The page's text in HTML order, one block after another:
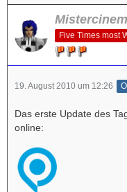
Five Times most
19. August 2010 um 12:26
Das erste Update des
online: